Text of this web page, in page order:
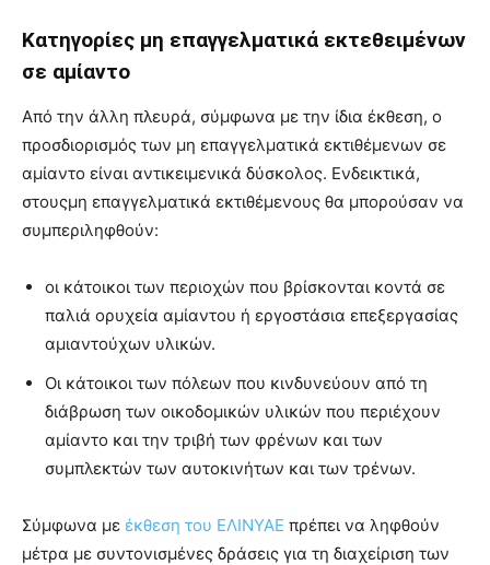
Κατηγορίες μη επαγγελματικά εκτεθειμένων
σε αμίαντο
Από την άλλη πλευρά, σύμφωνα με την ίδια έκθεση, ο
προσδιορισμός των μη επαγγελματικά εκτιθέμενων σε
αμίαντο είναι αντικειμενικά δύσκολος. Ενδεικτικά,
στουςμη επαγγελματικά εκτιθέμενους θα μπορούσαν να
συμπεριληφθούν:
οι κάτοικοι των περιοχών που βρίσκονται κοντά σε
παλιά ορυχεία αμίαντου ή εργοστάσια επεξεργασίας
αμιαντούχων υλικών.
Οι κάτοικοι των πόλεων που κινδυνεύουν από τη
διάβρωση των οικοδομικών υλικών που περιέχουν
αμίαντο και την τριβή των φρένων και των
συμπλεκτών των αυτοκινήτων και των τρένων.
Σύμφωνα με έκθεση του ΕΛΙΝΥΑΕ πρέπει να ληφθούν
μέτρα µε συντονισµένες δράσεις για τη διαχείριση των